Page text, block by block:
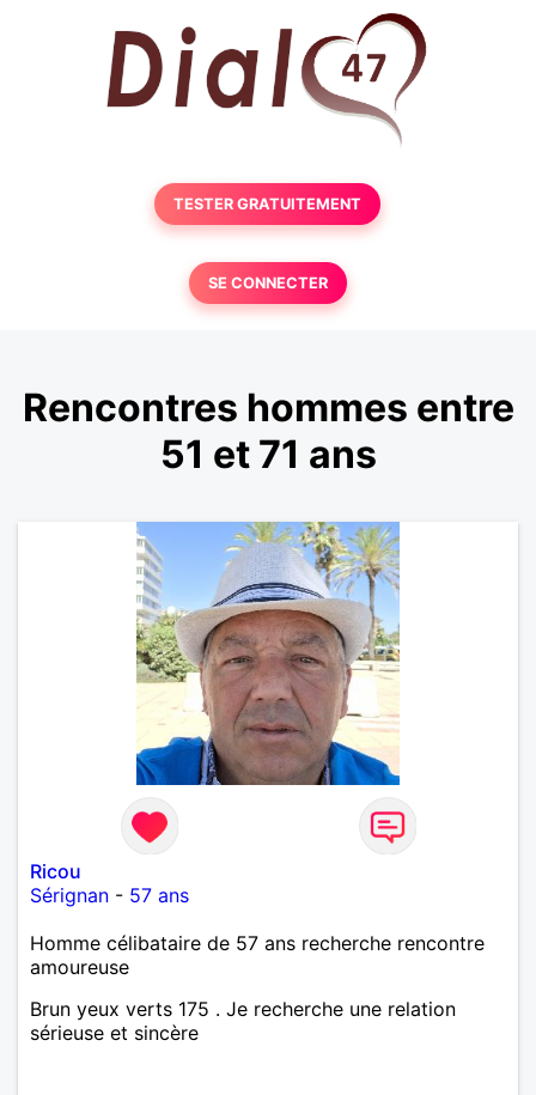
TESTER GRATUITEMENT
SE CONNECTER
Rencontres hommes entre
51 et 71 ans
Ricou
Sérignan - 57 ans
Homme célibataire de 57 ans recherche rencontre
amoureuse
Brun yeux verts 175 . Je recherche une relation
sérieuse et sincère